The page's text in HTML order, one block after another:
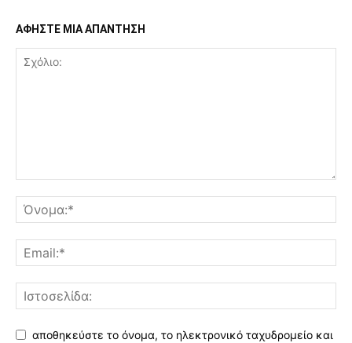
ΑΦΗΣΤΕ ΜΙΑ ΑΠΑΝΤΗΣΗ
αποθηκεύστε το όνομα, το ηλεκτρονικό ταχυδρομείο και